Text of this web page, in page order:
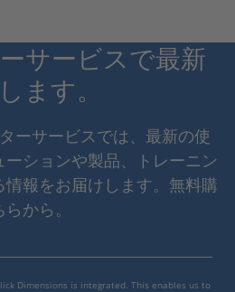
サービスで最新
ます。
ーサービスでは、最新の使
ションや製品、トレーニン
報をお届けします。無料購
から。
Dimensions is integrated. This enables us to